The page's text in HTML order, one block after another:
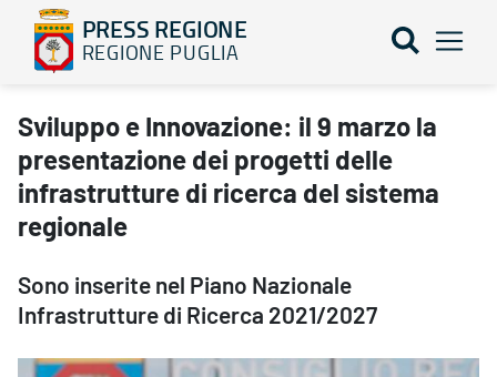
PRESS REGIONE
REGIONE PUGLIA
Sviluppo e Innovazione: il 9 marzo la presentazione dei progetti
Sviluppo e Innovazione: il 9 marzo la
presentazione dei progetti delle
infrastrutture di ricerca del sistema
regionale
Sono inserite nel Piano Nazionale
Infrastrutture di Ricerca 2021/2027